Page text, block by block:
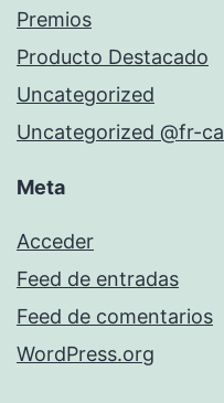
Premios
Producto Destacado
Uncategorized
Uncategorized @fr-ca
Meta
Acceder
Feed de entradas
Feed de comentarios
WordPress.org